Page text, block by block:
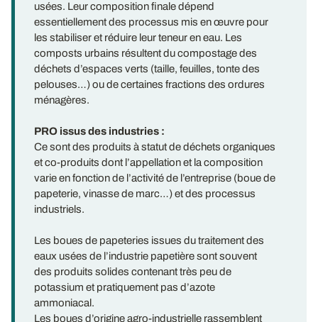
usées. Leur composition finale dépend
essentiellement des processus mis en œuvre pour
les stabiliser et réduire leur teneur en eau. Les
composts urbains résultent du compostage des
déchets d’espaces verts (taille, feuilles, tonte des
pelouses…) ou de certaines fractions des ordures
ménagères.
PRO issus des industries :
Ce sont des produits à statut de déchets organiques
et co-produits dont l’appellation et la composition
varie en fonction de l’activité de l’entreprise (boue de
papeterie, vinasse de marc…) et des processus
industriels.
Les boues de papeteries issues du traitement des
eaux usées de l’industrie papetière sont souvent
des produits solides contenant très peu de
potassium et pratiquement pas d’azote
ammoniacal.
Les boues d’origine agro-industrielle rassemblent